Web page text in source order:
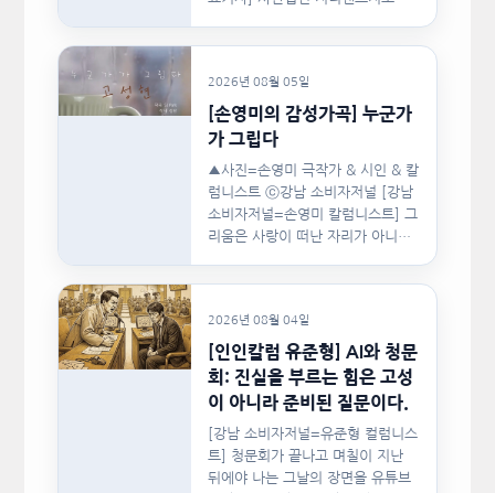
지난…
2026년 08월 05일
[손영미의 감성가곡] 누군가
가 그립다
▲사진=손영미 극작가 & 시인 & 칼
럼니스트 ⓒ강남 소비자저널 [강남
소비자저널=손영미 칼럼니스트] 그
리움은 사랑이 떠난 자리가 아니라,
2026년 08월 04일
[인인칼럼 유준형] AI와 청문
회: 진실을 부르는 힘은 고성
이 아니라 준비된 질문이다.
[강남 소비자저널=유준형 컬럼니스
트] 청문회가 끝나고 며칠이 지난
뒤에야 나는 그날의 장면을 유튜브